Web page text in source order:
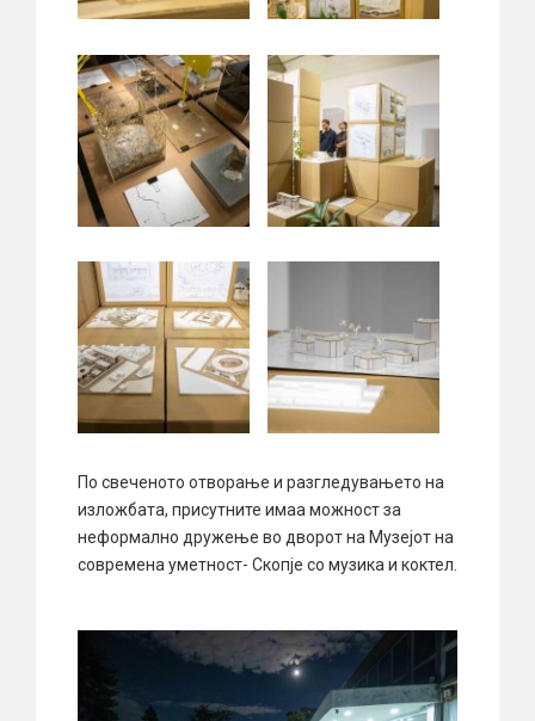
По свеченото отворање и разгледувањето на
изложбата, присутните имаа можност за
неформално дружење во дворот на Музејот на
современа уметност- Скопје со музика и коктел.